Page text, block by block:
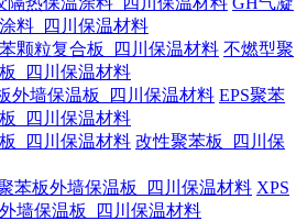
料_四川保温材料
不燃型聚
_四川保温材料
EPS聚苯
_四川保温材料
改性聚苯板_四川保
XPS
墙保温板_四川保温材料